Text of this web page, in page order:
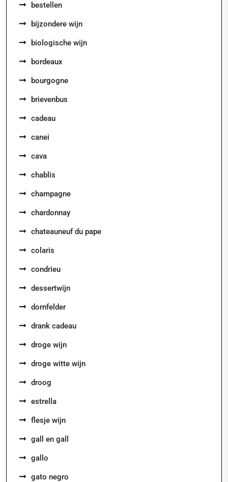
bestellen
bijzondere wijn
biologische wijn
bordeaux
bourgogne
brievenbus
cadeau
canei
cava
chablis
champagne
chardonnay
chateauneuf du pape
colaris
condrieu
dessertwijn
dornfelder
drank cadeau
droge wijn
droge witte wijn
droog
estrella
flesje wijn
gall en gall
gallo
gato negro